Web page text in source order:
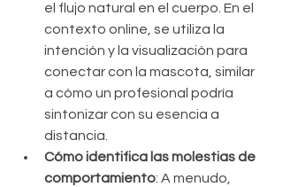
el flujo natural en el cuerpo. En el
contexto online, se utiliza la
intención y la visualización para
conectar con la mascota, similar
a cómo un profesional podría
sintonizar con su esencia a
distancia.
Cómo identifica las molestias de
comportamiento: A menudo,